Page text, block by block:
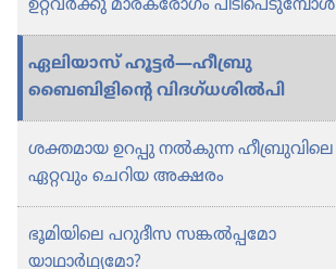
ഉറ്റവർക്കു മാരകരോഗം പിടിപെടുമ്പോൾ
ഏലിയാസ്‌ ഹൂട്ടർ—ഹീബ്രു
ബൈബിളിന്റെ വിദഗ്‌ധശിൽപി
ശക്തമായ ഉറപ്പു നൽകുന്ന ഹീബ്രുവിലെ
ഏറ്റവും ചെറിയ അക്ഷരം
ഭൂമിയിലെ പറുദീസ സങ്കൽപ്പമോ
യാഥാർഥ്യമോ?